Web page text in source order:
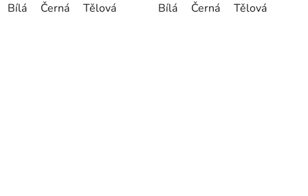
Bílá Černá Tělová Bílá Černá Tělová